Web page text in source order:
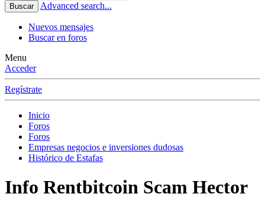
Buscar Advanced search...
Nuevos mensajes
Buscar en foros
Menu
Acceder
Regístrate
Inicio
Foros
Foros
Empresas negocios e inversiones dudosas
Histórico de Estafas
Info Rentbitcoin Scam Hector